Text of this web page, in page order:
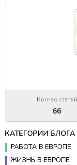
Кол-во статей
66
КАТЕГОРИИ БЛОГА
РАБОТА В ЕВРОПЕ
ЖИЗНЬ В ЕВРОПЕ